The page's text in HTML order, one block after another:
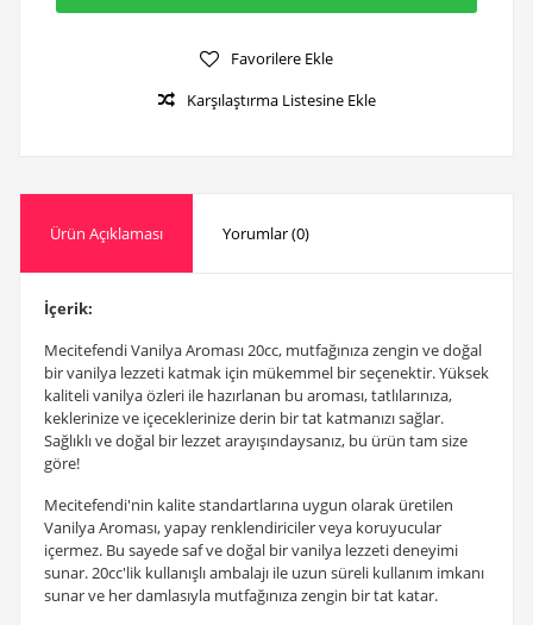
Favorilere Ekle
Karşılaştırma Listesine Ekle
Ürün Açıklaması Yorumlar (0)
İçerik:
Mecitefendi Vanilya Aroması 20cc, mutfağınıza zengin ve doğal
bir vanilya lezzeti katmak için mükemmel bir seçenektir. Yüksek
kaliteli vanilya özleri ile hazırlanan bu aroması, tatlılarınıza,
keklerinize ve içeceklerinize derin bir tat katmanızı sağlar.
Sağlıklı ve doğal bir lezzet arayışındaysanız, bu ürün tam size
göre!
Mecitefendi'nin kalite standartlarına uygun olarak üretilen
Vanilya Aroması, yapay renklendiriciler veya koruyucular
içermez. Bu sayede saf ve doğal bir vanilya lezzeti deneyimi
sunar. 20cc'lik kullanışlı ambalajı ile uzun süreli kullanım imkanı
sunar ve her damlasıyla mutfağınıza zengin bir tat katar.